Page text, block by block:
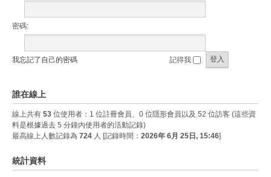
密碼:
我忘記了自己的密碼 記得我
誰在線上
線上共有 53 位使用者：1 位註冊會員、0 位隱形會員以及 52 位訪客 (這些資
料是根據過去 5 分鐘內使用者的活動記錄)
最高線上人數記錄為 724 人 [記錄時間： 2026年 6月 25日, 15:46]
統計資料